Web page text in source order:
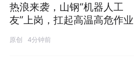
热浪来袭，山钢“机器人工
友”上岗，扛起高温高危作业
原创 4分钟前